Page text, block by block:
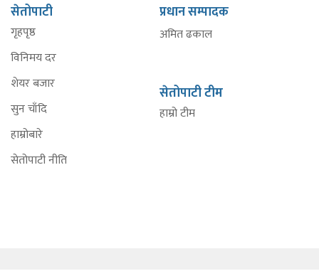
सेतोपाटी
गृहपृष्ठ
विनिमय दर
शेयर बजार
सुन चाँदि
हाम्रोबारे
सेतोपाटी नीति
प्रधान सम्पादक
अमित ढकाल
सेतोपाटी टीम
हाम्रो टीम